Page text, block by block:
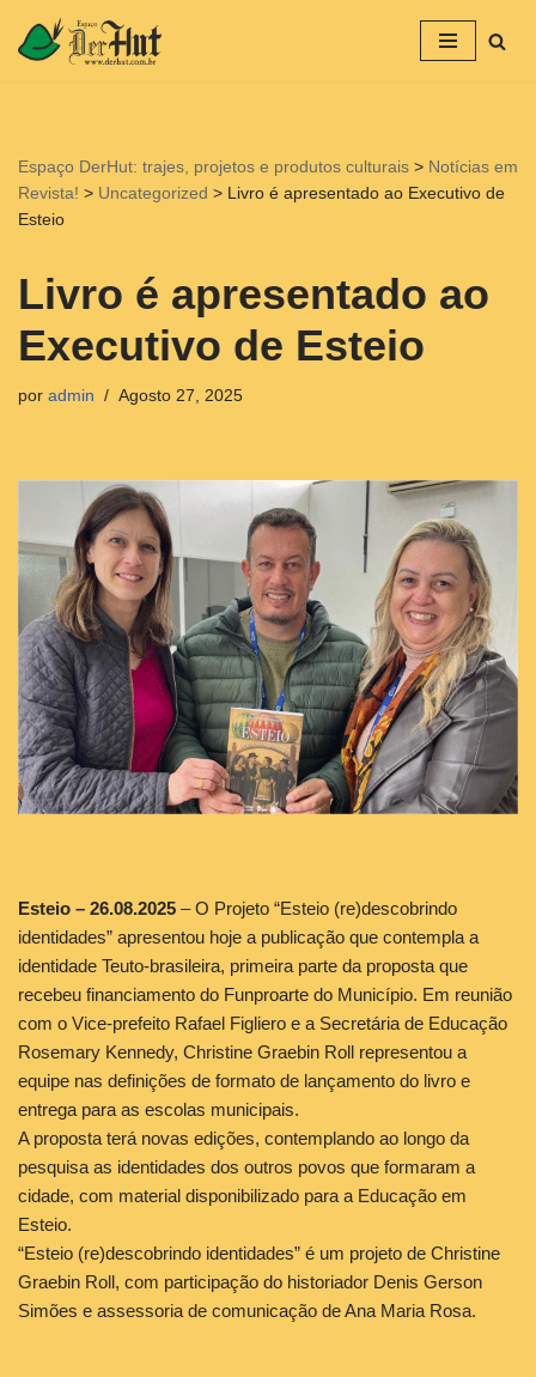
Avançar
Espaço DerHut: trajes, projetos e produtos culturais > Notícias em
Revista! > Uncategorized > Livro é apresentado ao Executivo de
Esteio
Livro é apresentado ao
Executivo de Esteio
por admin Agosto 27, 2025
Esteio – 26.08.2025 – O Projeto “Esteio (re)descobrindo
identidades” apresentou hoje a publicação que contempla a
identidade Teuto-brasileira, primeira parte da proposta que
recebeu financiamento do Funproarte do Município. Em reunião
com o Vice-prefeito Rafael Figliero e a Secretária de Educação
Rosemary Kennedy, Christine Graebin Roll representou a
equipe nas definições de formato de lançamento do livro e
entrega para as escolas municipais.
A proposta terá novas edições, contemplando ao longo da
pesquisa as identidades dos outros povos que formaram a
cidade, com material disponibilizado para a Educação em
Esteio.
“Esteio (re)descobrindo identidades” é um projeto de Christine
Graebin Roll, com participação do historiador Denis Gerson
Simões e assessoria de comunicação de Ana Maria Rosa.